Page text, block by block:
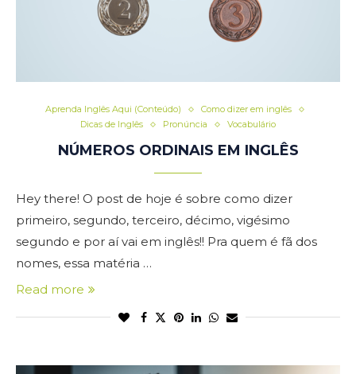
Aprenda Inglês Aqui (Conteúdo)
Como dizer em inglês
Dicas de Inglês
Pronúncia Vocabulário
NÚMEROS ORDINAIS EM INGLÊS
Hey there! O post de hoje é sobre como dizer
primeiro, segundo, terceiro, décimo, vigésimo
segundo e por aí vai em inglês!! Pra quem é fã dos
nomes, essa matéria …
Read more